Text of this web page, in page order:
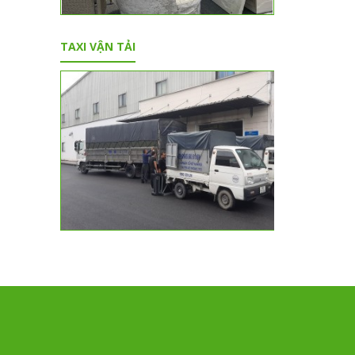
TAXI VẬN TẢI